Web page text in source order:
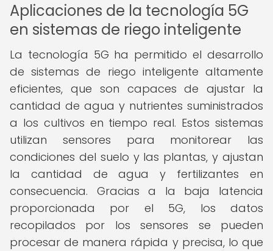
Aplicaciones de la tecnología 5G
en sistemas de riego inteligente
La tecnología 5G ha permitido el desarrollo
de sistemas de riego inteligente altamente
eficientes, que son capaces de ajustar la
cantidad de agua y nutrientes suministrados
a los cultivos en tiempo real. Estos sistemas
utilizan sensores para monitorear las
condiciones del suelo y las plantas, y ajustan
la cantidad de agua y fertilizantes en
consecuencia. Gracias a la baja latencia
proporcionada por el 5G, los datos
recopilados por los sensores se pueden
procesar de manera rápida y precisa, lo que